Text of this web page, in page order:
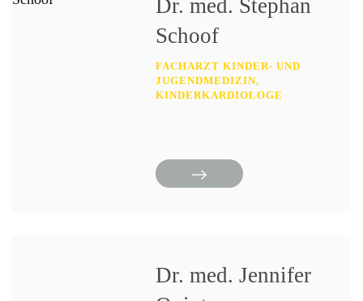
Dr. med. Stephan
Schoof
FACHARZT KINDER- UND
JUGENDMEDIZIN,
KINDERKARDIOLOGE
Dr. med. Jennifer